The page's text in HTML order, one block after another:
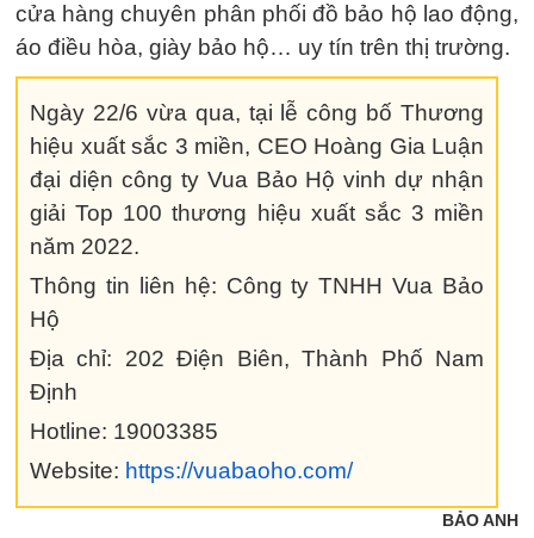
cửa hàng chuyên phân phối đồ bảo hộ lao động,
áo điều hòa, giày bảo hộ… uy tín trên thị trường.
Ngày 22/6 vừa qua, tại lễ công bố Thương
hiệu xuất sắc 3 miền, CEO Hoàng Gia Luận
đại diện công ty Vua Bảo Hộ vinh dự nhận
giải Top 100 thương hiệu xuất sắc 3 miền
năm 2022.
Thông tin liên hệ: Công ty TNHH Vua Bảo
Hộ
Địa chỉ: 202 Điện Biên, Thành Phố Nam
Định
Hotline: 19003385
Website: https://vuabaoho.com/
BẢO ANH